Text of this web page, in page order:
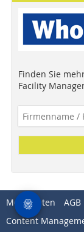
Finden Sie
Facility
Mediadaten AGB
Content